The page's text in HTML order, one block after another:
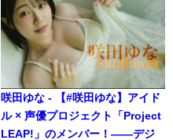
咲田ゆな - 【#咲田ゆな】アイド
ル × 声優プロジェクト「Project
LEAP!」のメンバー！――デジ